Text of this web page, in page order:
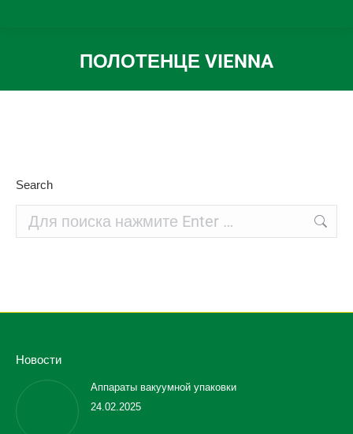
ПОЛОТЕНЦЕ VIENNA
Вы здесь:
Search
Новости
Аппараты вакуумной упаковки
24.02.2025